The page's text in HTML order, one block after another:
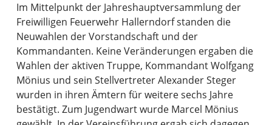
Im Mittelpunkt der Jahreshauptversammlung der
Freiwilligen Feuerwehr Hallerndorf standen die
Neuwahlen der Vorstandschaft und der
Kommandanten. Keine Veränderungen ergaben die
Wahlen der aktiven Truppe, Kommandant Wolfgang
Mönius und sein Stellvertreter Alexander Steger
wurden in ihren Ämtern für weitere sechs Jahre
bestätigt. Zum Jugendwart wurde Marcel Mönius